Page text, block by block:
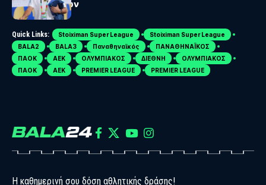
προ των πυλών
Quick Links: Stoiximan Super League
Stoiximan Super League
BALA2
BALA3 Παναθηναϊκός
ΠΑΝΑΘΗΝΑΪΚΟΣ
ΠΑΟΚ
ΑΕΚ ΟΛΥΜΠΙΑΚΟΣ ΔΙΕΘΝΗ
ΟΛΥΜΠΙΑΚΟΣ
ΠΑΟΚ
ΑΕΚ PREMIER LEAGUE PREMIER LEAGUE
Η καθημερινή σου δόση αθλητικής δράσης!